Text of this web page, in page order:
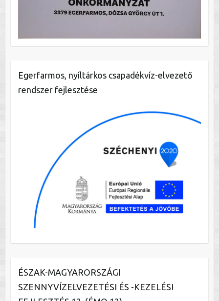
Egerfarmos, nyíltárkos csapadékvíz-elvezető
rendszer fejlesztése
ÉSZAK-MAGYARORSZÁGI
SZENNYVÍZELVEZETÉSI ÉS -KEZELÉSI